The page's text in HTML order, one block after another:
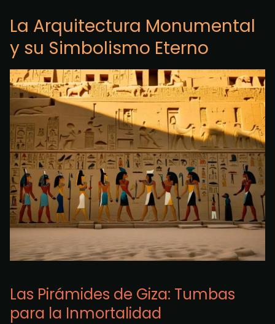
La Arquitectura Monumental
y su Simbolismo Eterno
Las Pirámides de Giza: Tumbas
para la Inmortalidad